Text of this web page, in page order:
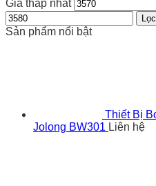
Giá thấp nhất
Lọc
Sản phẩm nổi bật
Thiết Bị
Jolong BW301 Liên hệ